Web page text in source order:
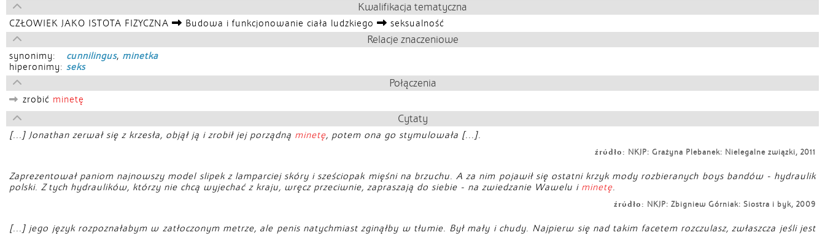
Kwalifikacja tematyczna
CZŁOWIEK JAKO ISTOTA FIZYCZNA Budowa i funkcjonowanie ciała ludzkiego seksualność
Relacje znaczeniowe
synonimy: cunnilingus, minetka
hiperonimy: seks
Połączenia
zrobić minetę
Cytaty
[...] Jonathan zerwał się z krzesła, objął ją i zrobił jej porządną minetę, potem ona go stymulowała [...].
źródło: NKJP: Grażyna Plebanek: Nielegalne związki, 2011
Zaprezentował paniom najnowszy model slipek z lamparciej skóry i sześciopak mięśni na brzuchu. A za nim pojawił się ostatni krzyk mody rozbieranych boys bandów - hydraulik
polski. Z tych hydraulików, którzy nie chcą wyjechać z kraju, wręcz przeciwnie, zapraszają do siebie - na zwiedzanie Wawelu i minetę.
źródło: NKJP: Zbigniew Górniak: Siostra i byk, 2009
[...] jego język rozpoznałabym w zatłoczonym metrze, ale penis natychmiast zginąłby w tłumie. Był mały i chudy. Najpierw się nad takim facetem rozczulasz, zwłaszcza jeśli jest